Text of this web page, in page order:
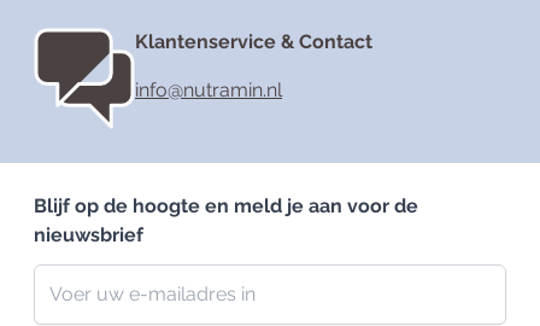
Klantenservice & Contact
info@nutramin.nl
Blijf op de hoogte en meld je aan voor de
nieuwsbrief
Nieuwsbrief
E-mailadres